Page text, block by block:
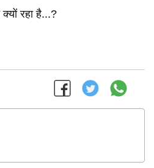
रहा है...?